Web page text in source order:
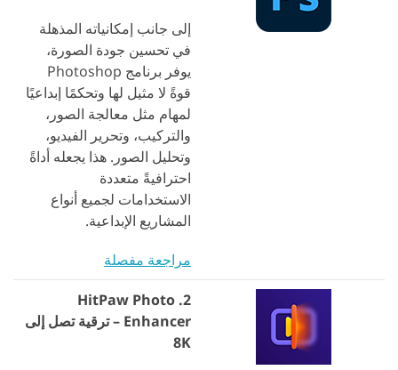
إلى جانب إمكانياته المذهلة
في تحسين جودة الصورة،
يوفر برنامج Photoshop
قوةً لا مثيل لها وتحكمًا إبداعيًا
لمهام مثل معالجة الصور،
والتركيب، وتحرير الفيديو،
وتحليل الصور. هذا يجعله أداةً
احترافيةً متعددة
الاستخدامات لجميع أنواع
المشاريع الإبداعية.
مراجعة مفصلة
2. HitPaw Photo
Enhancer – ترقية تصل إلى
8K